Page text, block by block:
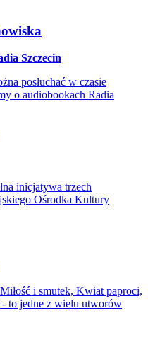
Szczecin
posłuchać w czasie
o audiobookach Radia
inicjatywa trzech
Ośrodka Kultury
i smutek, Kwiat paproci,
- to jedne z wielu utworów